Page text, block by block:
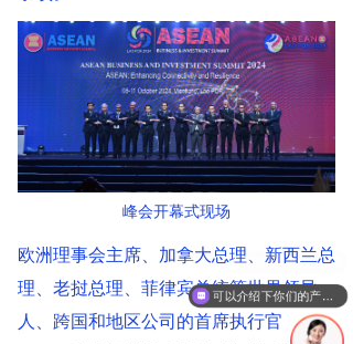
峰会开幕式现场
欧洲理事会主席、加拿大总理、新西兰总
理、老挝总理、菲律宾总统等世界领导
人、跨国和地区公司的首席执行官